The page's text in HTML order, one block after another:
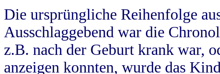
Die ursprüngliche Reihenfolge
Ausschlaggebend war die
z.B. nach der Geburt krank war,
anzeigen konnten, wurde das